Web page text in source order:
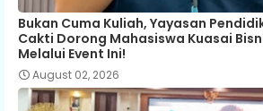
Bukan Cuma Kuliah, Yayasan
Cakti Dorong Mahasiswa Kuasai
Melalui Event Ini!
August 02, 2026